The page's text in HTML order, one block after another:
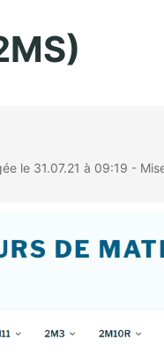
le 31.07.21 à 09:19 -